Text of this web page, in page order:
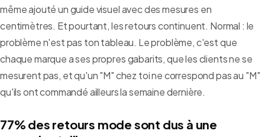
même ajouté un guide visuel avec des mesures en
centimètres. Et pourtant, les retours continuent. Normal : le
problème n'est pas ton tableau. Le problème, c'est que
chaque marque a ses propres gabarits, que les clients ne se
mesurent pas, et qu'un "M" chez toi ne correspond pas au "M"
qu'ils ont commandé ailleurs la semaine dernière.
77% des retours mode sont dus à une